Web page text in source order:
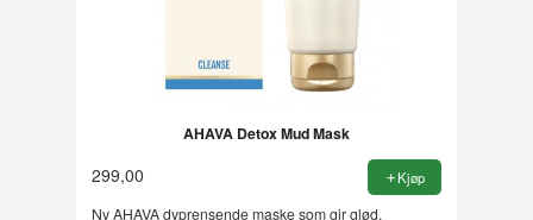
AHAVA Detox Mud Mask
299,00 Kjøp
Ny AHAVA dyprensende maske som gir glød,